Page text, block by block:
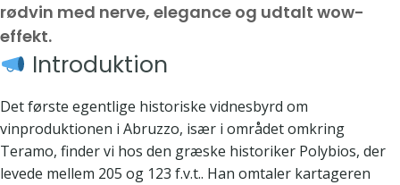
rødvin med nerve, elegance og udtalt wow-
effekt.
Introduktion
Det første egentlige historiske vidnesbyrd om
vinproduktionen i Abruzzo, især i området omkring
Teramo, finder vi hos den græske historiker Polybios, der
levede mellem 205 og 123 f.v.t.. Han omtaler kartageren